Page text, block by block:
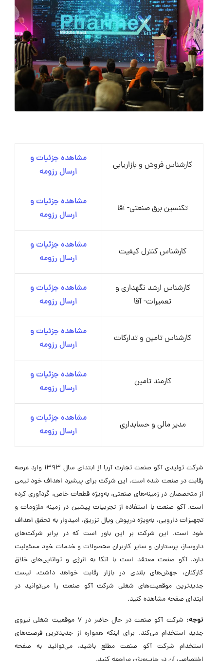
کارشناس فروش و بازاریابی
مشاهده جزئیات و
ارسال رزومه
تکنسین برق صنعتی- آقا
مشاهده جزئیات و
ارسال رزومه
کارشناس کنترل کیفیت
مشاهده جزئیات و
ارسال رزومه
کارشناس ارشد نگهداری و
تعمیرات- آقا
مشاهده جزئیات و
ارسال رزومه
کارشناس تامین و تدارکات
مشاهده جزئیات و
ارسال رزومه
کارمند تامین
مشاهده جزئیات و
ارسال رزومه
مدیر مالی و حسابداری
مشاهده جزئیات و
ارسال رزومه
شرکت تولیدی آکو صنعت تجارت آریا از ابتدای سال ۱۳۹۳ وارد عرصه
رقابت در صنعت شده است. این شرکت برای پیشبرد اهداف خود تیمی
از متخصصان در زمینه‌های صنعتی، به‌ویژه قطعات خاص، گردآوری کرده
است. آکو صنعت با استفاده از تجربیات پیشین در زمینه ملزومات و
تجهیزات دارویی، به‌ویژه درپوش ویال تزریق، امیدوار به تحقق اهداف
خود است. این شرکت بر این باور است که در برابر شرکت‌های
داروساز، پرستاران و سایر کاربران محصولات و خدمات خود مسئولیت
دارد. آکو صنعت معتقد است با اتکا به انرژی و توانایی‌های خلاق
کارکنان، جهش‌های بلندی در بازار رقابت خواهد داشت. لیست
جدیدترین موقعیت‌های شغلی شرکت آکو صنعت را می‌توانید در
ابتدای صفحه مشاهده کنید.
توجه:
شرکت آکو صنعت در حال حاضر در ۷ موقعیت شغلی نیروی
جدید استخدام می‌کند. برای اینکه همواره از جدیدترین فرصت‌های
استخدام شرکت آکو صنعت مطلع باشید، می‌توانید به صفحه